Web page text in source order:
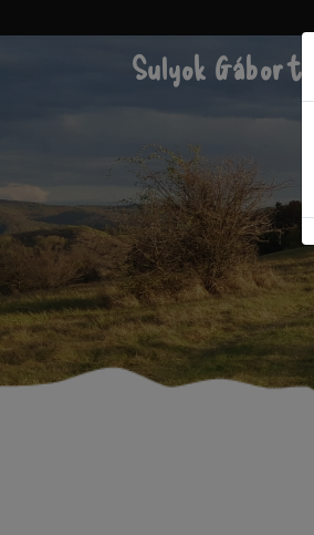
Sulyok Gábor